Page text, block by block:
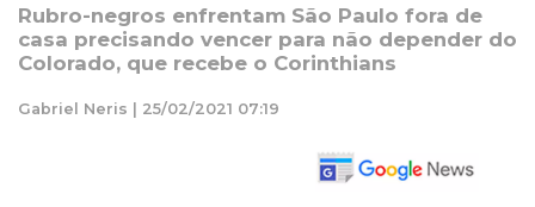
Rubro-negros enfrentam São Paulo fora de
casa precisando vencer para não depender do
Colorado, que recebe o Corinthians
Gabriel Neris | 25/02/2021 07:19